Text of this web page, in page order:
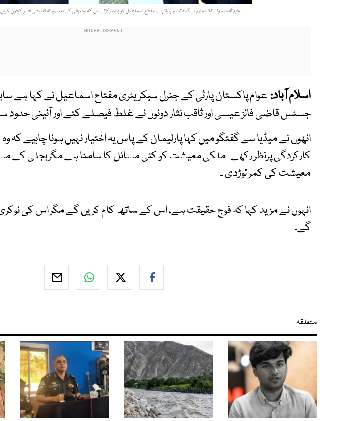
جرم ثابت ہونے تک ملزم بےگناہ تصور ہوتا ہے، مفتاح اسماعیل کو پابند کرتے ہیں کہ وہ رہائی کے بعد روزانہ تفتیشی افسر کوفون
اسلام آباد: عوام پاکستان پارٹی کے جنرل سیکریٹری مفتاح اسماعیل نے کہا ہے
جسٹس قاضی فائز عیسی اور ثاقب نثار دونوں نے غلط فیصلے کئے اور آئینی حدود
انھوں نے میڈیا سے گفتگو میں کہا پارلیمان کے پاس یہ اختیار نہیں ہونا چاہیے کہ
کارکردگی پرنظر رکھے۔ ملکی معیشت کو کئی مسائل کا سامنا ہے مگر بجلی کے
معیشت کی کمر توڑدی ۔
انہوں نے مزید کہا کہ فوج حقیقت ہے، اس کے ساتھ کام کریں گے مگر اس کی
گے۔
متعلقہ